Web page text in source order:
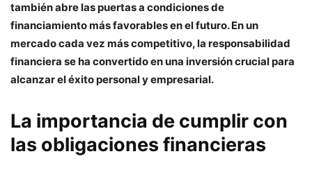
también abre las puertas a condiciones de
financiamiento más favorables en el futuro. En un
mercado cada vez más competitivo, la responsabilidad
financiera se ha convertido en una inversión crucial para
alcanzar el éxito personal y empresarial.
La importancia de cumplir con
las obligaciones financieras